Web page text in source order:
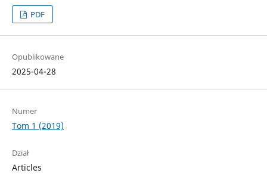
PDF
Opublikowane
2025-04-28
Numer
Tom 1 (2019)
Dział
Articles